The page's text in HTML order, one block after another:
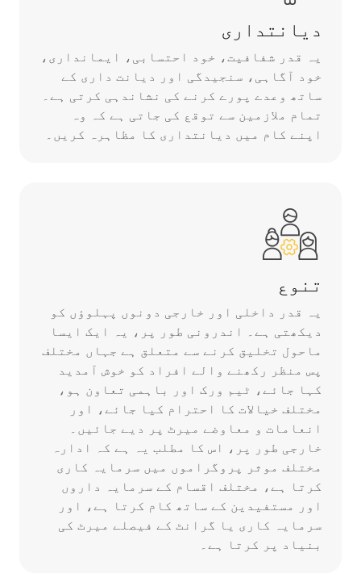
دیانتداری
یہ قدر شفافیت، خود احتسابی، ایمانداری،
خود آگاہی، سنجیدگی اور دیانت داری کے
ساتھ وعدے پورے کرنے کی نشاندہی کرتی ہے۔
تمام ملازمین سے توقع کی جاتی ہے کہ وہ
اپنے کام میں دیانتداری کا مظاہرہ کریں۔
تنوع
یہ قدر داخلی اور خارجی دونوں پہلوؤں کو
دیکھتی ہے۔ اندرونی طور پر، یہ ایک ایسا
ماحول تخلیق کرنے سے متعلق ہے جہاں مختلف
پس منظر رکھنے والے افراد کو خوش آمدید
کہا جائے، ٹیم ورک اور باہمی تعاون ہو،
مختلف خیالات کا احترام کیا جائے، اور
انعامات و معاوضے میرٹ پر دیے جائیں۔
خارجی طور پر، اس کا مطلب یہ ہے کہ ادارہ
مختلف موثر پروگراموں میں سرمایہ کاری
کرتا ہے، مختلف اقسام کے سرمایہ داروں
اور مستفیدین کے ساتھ کام کرتا ہے، اور
سرمایہ کاری یا گرانٹ کے فیصلے میرٹ کی
بنیاد پر کرتا ہے۔